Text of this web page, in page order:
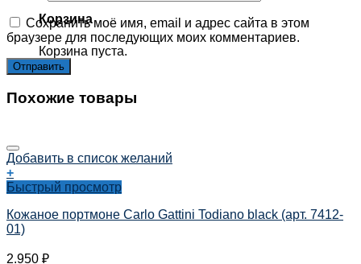
Корзина
Корзина пуста.
Сохранить моё имя, email и адрес сайта в этом
браузере для последующих моих комментариев.
Похожие товары
Добавить в список желаний
+
Быстрый просмотр
Кожаное портмоне Carlo Gattini Todiano black (арт. 7412-
01)
2.950 ₽